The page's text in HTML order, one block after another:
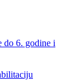
do 6. godine i